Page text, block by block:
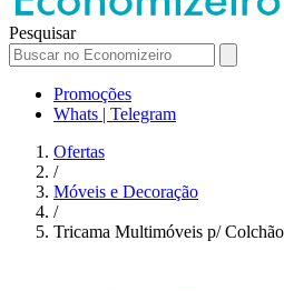
Pesquisar
Promoções
Whats | Telegram
Ofertas
/
Móveis e Decoração
/
Tricama Multimóveis p/